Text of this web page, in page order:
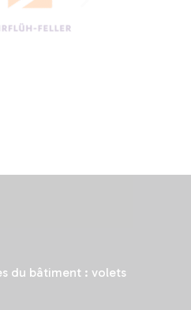
du bâtiment : volets